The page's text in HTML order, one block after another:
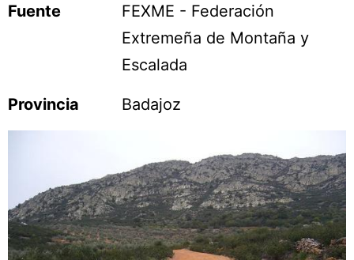
Provincia Badajoz
Fuente
FEXME - Federación
Extremeña de Montaña y
Escalada